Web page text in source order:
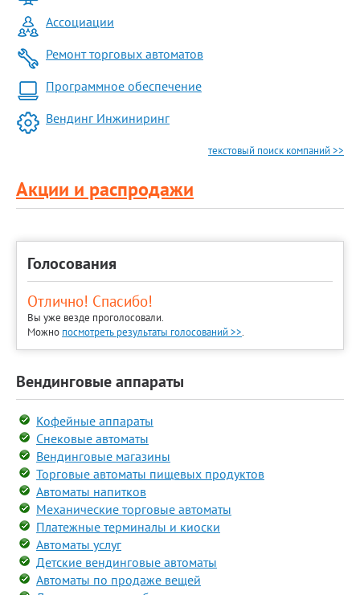
Ассоциации
Ремонт торговых автоматов
Программное обеспечение
Вендинг Инжиниринг
текстовый поиск компаний >>
Акции и распродажи
Голосования
Отлично! Спасибо!
Вы уже везде проголосовали.
Можно посмотреть результаты голосований >>.
Вендинговые аппараты
Кофейные аппараты
Снековые автоматы
Вендинговые магазины
Торговые автоматы пищевых продуктов
Автоматы напитков
Механические торговые автоматы
Платежные терминалы и киоски
Автоматы услуг
Детские вендинговые автоматы
Автоматы по продаже вещей